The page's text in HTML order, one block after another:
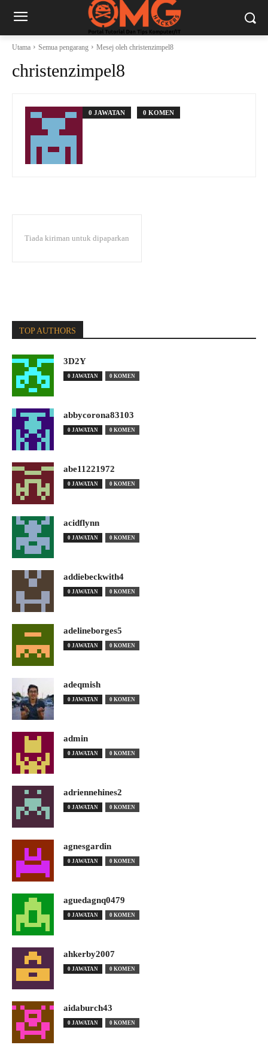
Utama Semua pengarang Mesej oleh christenzimpel8
christenzimpel8
0 JAWATAN 0 KOMEN
Tiada kiriman untuk dipaparkan
TOP AUTHORS
3D2Y
0 JAWATAN 0 KOMEN
abbycorona83103
0 JAWATAN 0 KOMEN
abe11221972
0 JAWATAN 0 KOMEN
acidflynn
0 JAWATAN 0 KOMEN
addiebeckwith4
0 JAWATAN 0 KOMEN
adelineborges5
0 JAWATAN 0 KOMEN
adeqmish
0 JAWATAN 0 KOMEN
admin
0 JAWATAN 0 KOMEN
adriennehines2
0 JAWATAN 0 KOMEN
agnesgardin
0 JAWATAN 0 KOMEN
aguedagnq0479
0 JAWATAN 0 KOMEN
ahkerby2007
0 JAWATAN 0 KOMEN
aidaburch43
0 JAWATAN 0 KOMEN